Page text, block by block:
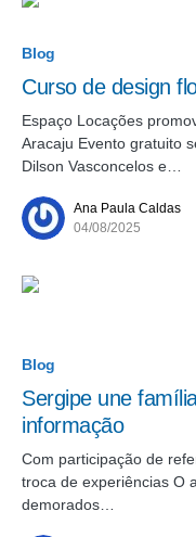
Blog
Curso de design
Espaço Locações
Aracaju Evento gratuito
Dilson Vasconcelos e…
Ana Paula Caldas
04/08/2025
Blog
Sergipe une
informação
Com participação de
troca de experiências O
demorados…